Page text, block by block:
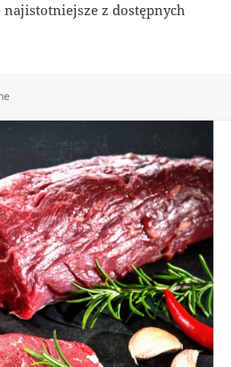
najistotniejsze z dostępnych